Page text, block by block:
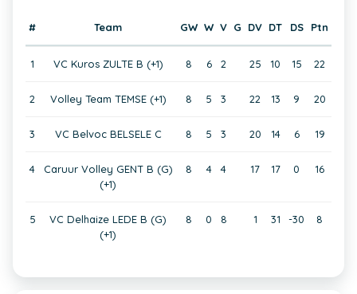
# Team GW W V G DV DT DS Ptn
1 VC Kuros ZULTE B (+1) 8 6 2 25 10 15 22
2 Volley Team TEMSE (+1) 8 5 3 22 13 9 20
3 VC Belvoc BELSELE C 8 5 3 20 14 6 19
4
Caruur Volley GENT B (G)
(+1)
8 4 4 17 17 0 16
5
VC Delhaize LEDE B (G)
(+1)
8 0 8 1 31 -30 8